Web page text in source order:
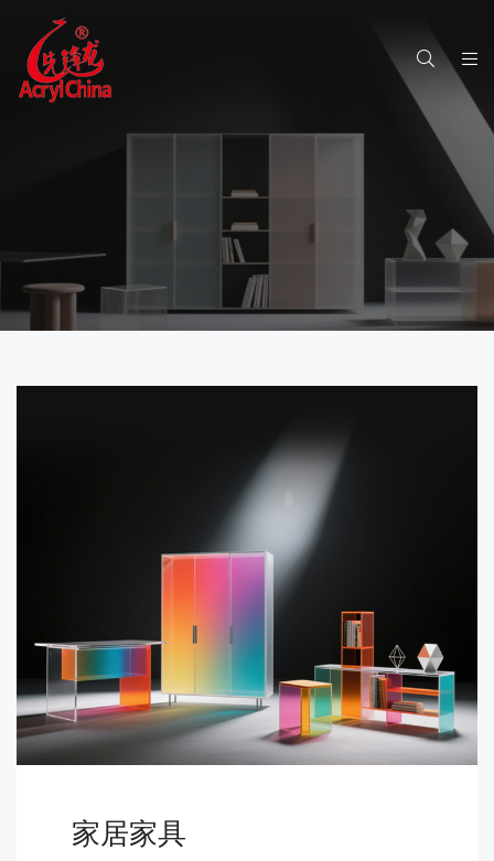
家居家具